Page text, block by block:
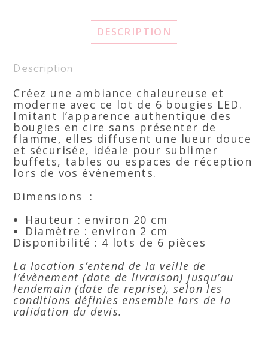
DESCRIPTION
Description
Créez une ambiance chaleureuse et
moderne avec ce lot de 6 bougies LED.
Imitant l’apparence authentique des
bougies en cire sans présenter de
flamme, elles diffusent une lueur douce
et sécurisée, idéale pour sublimer
buffets, tables ou espaces de réception
lors de vos événements.
Dimensions :
Hauteur : environ 20 cm
Diamètre : environ 2 cm
Disponibilité : 4 lots de 6 pièces
La location s’entend de la veille de
l’évènement (date de livraison) jusqu’au
lendemain (date de reprise), selon les
conditions définies ensemble lors de la
validation du devis.